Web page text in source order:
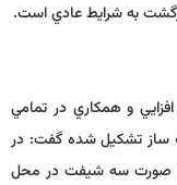
به شرايط عادي است.
و همكاري در تمامي
ساز تشكيل شده گفت: در
صورت سه شيفت در محل